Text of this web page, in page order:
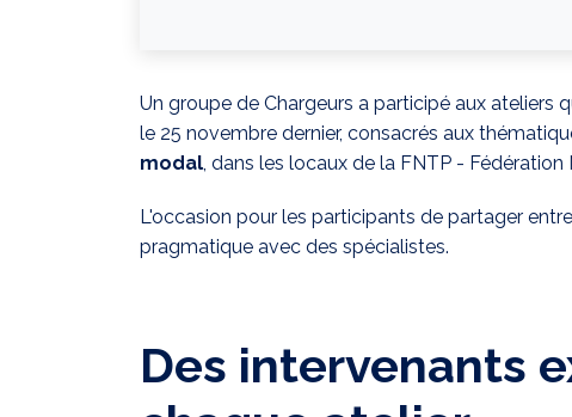
Un groupe de Chargeurs a participé aux ateliers
le 25 novembre dernier, consacrés aux
modal, dans les locaux de la FNTP - Fédération
L'occasion pour les participants de partager
pragmatique avec des spécialistes.
Des intervenants